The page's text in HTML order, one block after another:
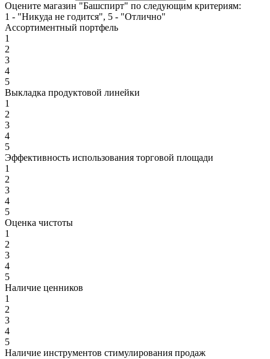
Оцените магазин "Башспирт" по следующим критериям:
1 - "Никуда не годится", 5 - "Отлично"
Ассортиментный портфель
1
2
3
4
5
Выкладка продуктовой линейки
1
2
3
4
5
Эффективность использования торговой площади
1
2
3
4
5
Оценка чистоты
1
2
3
4
5
Наличие ценников
1
2
3
4
5
Наличие инструментов стимулирования продаж